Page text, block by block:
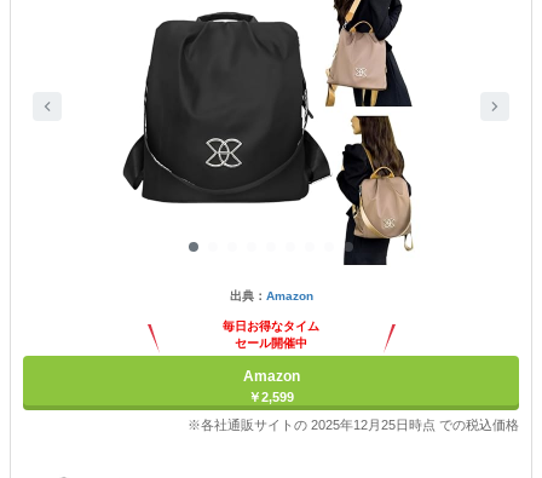
出典： Amazon
毎日お得なタイム
セール開催中
Amazon
￥2,599
※各社通販サイトの 2025年12月25日時点 での税込価格